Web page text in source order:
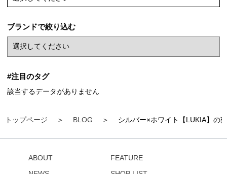
トップページ BLOG シルバー×ホワイト【LUKIA】の
ブランドで絞り込む
#注目のタグ
該当するデータがありません
ABOUT
FEATURE